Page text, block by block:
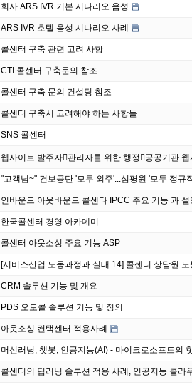
회사 ARS IVR 기본 시나리오 음성
ARS IVR 호텔 음성 시나리오 사례
콜센터 구축 관련 고려 사항
CTI 콜센터 구축문의 참조
콜센터 구축 문의 컨설팅 참조
콜센터 구축시 고려해야 하는 사항들
SNS 콜센터
인바운드 아웃바운드 콜센타 IPCC 주요 기능 과 설
한국콜센터 경영 아카데미
콜센터 아웃소싱 주요 기능 ASP
[서비스산업 노동과정과 실태 14] 콜센터 상담원 노
CRM 솔루션 기능 및 개요
PDS 오토콜 솔루션 기능 및 정의
아웃소싱 컨택센터 적용사례
머신러닝, 챗봇, 인공지능(AI) - 마이크로소프트의